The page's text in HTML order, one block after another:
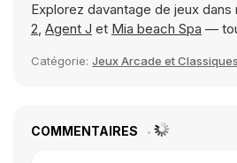
Explorez davantage de jeux
2, Agent J et Mia beach Spa —
Catégorie: Jeux Arcade et Classiques
COMMENTAIRES